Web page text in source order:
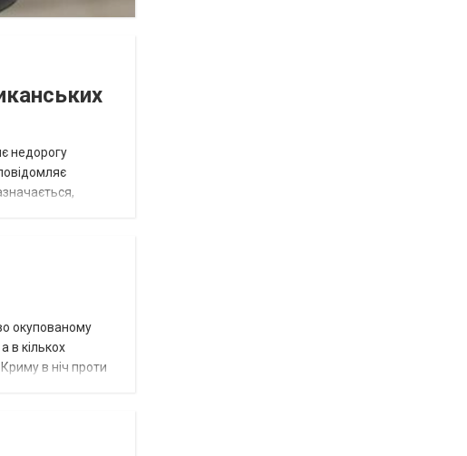
недорогу
окупованому
в кількох
в ніч проти